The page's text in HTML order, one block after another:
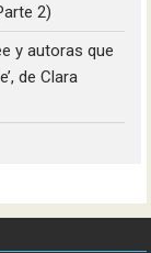
2)
y autoras que
de Clara